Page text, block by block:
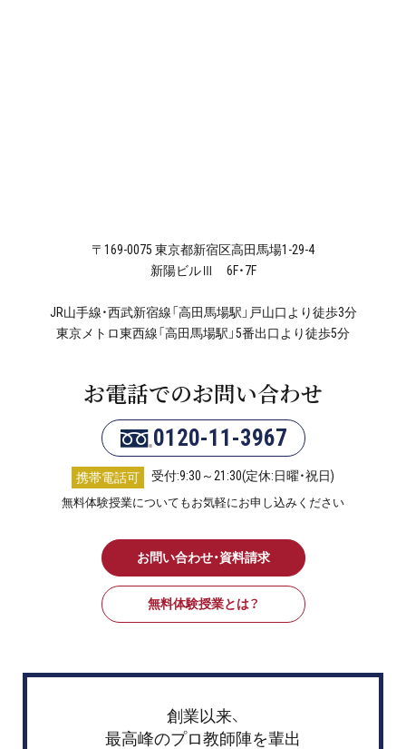
〒169-0075 東京都新宿区高田馬場1-29-4
新陽ビルⅢ 6F・7F
JR山手線・西武新宿線「高田馬場駅」戸山口より徒歩3分
東京メトロ東西線「高田馬場駅」5番出口より徒歩5分
お電話でのお問い合わせ
0120-11-3967
携帯電話可 受付:9:30～21:30(定休:日曜・祝日)
無料体験授業についてもお気軽にお申し込みください
お問い合わせ・資料請求
無料体験授業とは？
創業以来、
最高峰のプロ教師陣を輩出